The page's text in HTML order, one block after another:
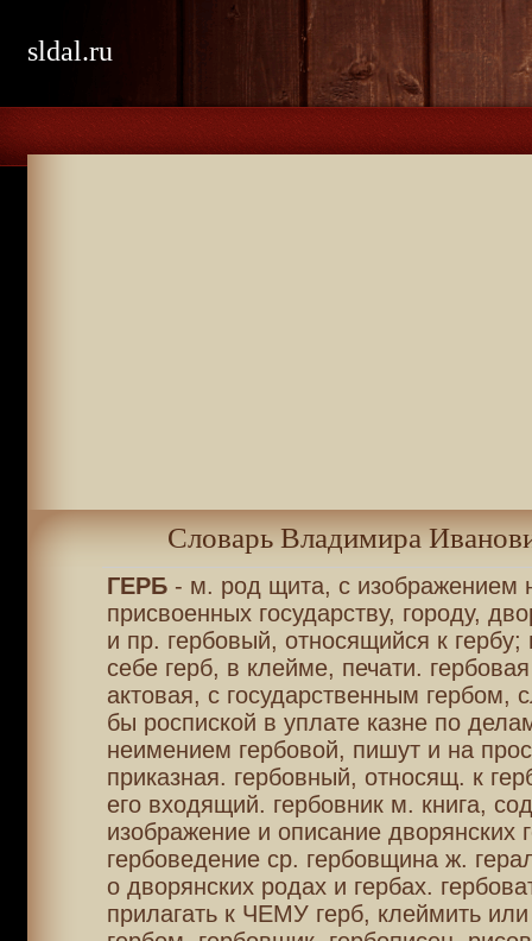
sldal.ru
Словарь Владимира
ГЕРБ- м. род щита, с изображением
присвоенных государству, городу,
и пр. гербовый, относящийся к
себе герб, в клейме, печати.
актовая, с государственным гербом,
бы роспиской в уплате казне по
неимением гербовой, пишут и на
приказная. гербовный, относящ. к
его входящий. гербовник м. книга,
изображение и описание дворянских
гербоведение ср. гербовщина ж.
о дворянских родах и гербах.
прилагать к ЧЕМУ герб, клеймить или